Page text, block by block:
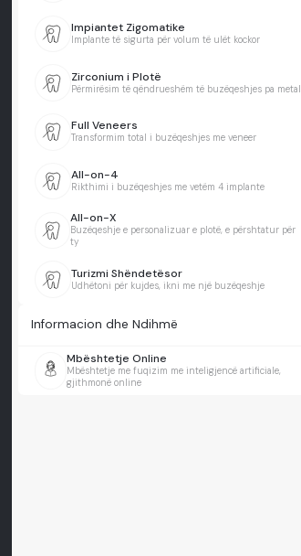
Impiantet Zigomatike
Implante të sigurta për volum të ulët kockor
Zirconium i Plotë
Përmirësim të qëndrueshëm të buzëqeshjes pa metal
Full Veneers
Transformim total i buzëqeshjes me veneer
All-on-4
Rikthimi i buzëqeshjes me vetëm 4 implante
All-on-X
Buzëqeshje e personalizuar e plotë, e përshtatur për
ty
Turizmi Shëndetësor
Udhëtoni për kujdes, ikni me një buzëqeshje
Informacion dhe Ndihmë
Mbështetje Online
Mbështetje me fuqizim me inteligjencë artificiale,
gjithmonë online